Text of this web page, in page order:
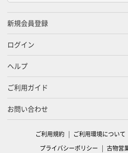
新規会員登録
ログイン
ヘルプ
ご利用ガイド
お問い合わせ
ご利用規約 ご利用環境について
プライバシーポリシー
古物営